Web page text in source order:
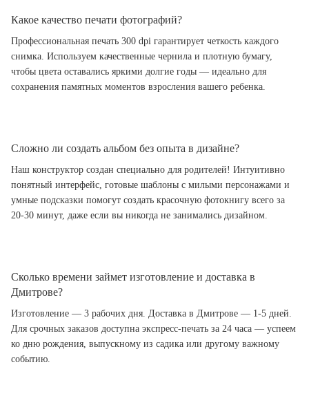
Какое качество печати фотографий?
Профессиональная печать 300 dpi гарантирует четкость каждого
снимка. Используем качественные чернила и плотную бумагу,
чтобы цвета оставались яркими долгие годы — идеально для
сохранения памятных моментов взросления вашего ребенка.
Сложно ли создать альбом без опыта в дизайне?
Наш конструктор создан специально для родителей! Интуитивно
понятный интерфейс, готовые шаблоны с милыми персонажами и
умные подсказки помогут создать красочную фотокнигу всего за
20-30 минут, даже если вы никогда не занимались дизайном.
Сколько времени займет изготовление и доставка в
Дмитрове?
Изготовление — 3 рабочих дня. Доставка в Дмитрове — 1-5 дней.
Для срочных заказов доступна экспресс-печать за 24 часа — успеем
ко дню рождения, выпускному из садика или другому важному
событию.